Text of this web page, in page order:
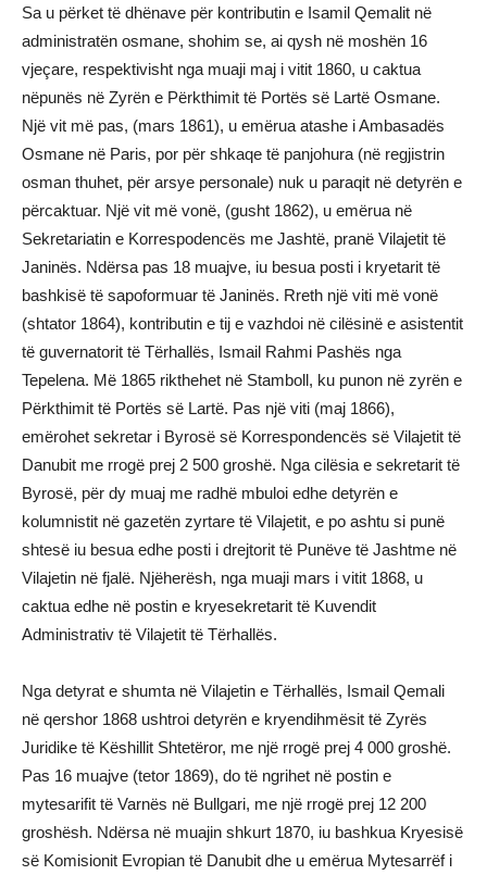
Sa u përket të dhënave për kontributin e Isamil Qemalit në
administratën osmane, shohim se, ai qysh në moshën 16
vjeçare, respektivisht nga muaji maj i vitit 1860, u caktua
nëpunës në Zyrën e Përkthimit të Portës së Lartë Osmane.
Një vit më pas, (mars 1861), u emërua atashe i Ambasadës
Osmane në Paris, por për shkaqe të panjohura (në regjistrin
osman thuhet, për arsye personale) nuk u paraqit në detyrën e
përcaktuar. Një vit më vonë, (gusht 1862), u emërua në
Sekretariatin e Korrespodencës me Jashtë, pranë Vilajetit të
Janinës. Ndërsa pas 18 muajve, iu besua posti i kryetarit të
bashkisë të sapoformuar të Janinës. Rreth një viti më vonë
(shtator 1864), kontributin e tij e vazhdoi në cilësinë e asistentit
të guvernatorit të Tërhallës, Ismail Rahmi Pashës nga
Tepelena. Më 1865 rikthehet në Stamboll, ku punon në zyrën e
Përkthimit të Portës së Lartë. Pas një viti (maj 1866),
emërohet sekretar i Byrosë së Korrespondencës së Vilajetit të
Danubit me rrogë prej 2 500 groshë. Nga cilësia e sekretarit të
Byrosë, për dy muaj me radhë mbuloi edhe detyrën e
kolumnistit në gazetën zyrtare të Vilajetit, e po ashtu si punë
shtesë iu besua edhe posti i drejtorit të Punëve të Jashtme në
Vilajetin në fjalë. Njëherësh, nga muaji mars i vitit 1868, u
caktua edhe në postin e kryesekretarit të Kuvendit
Administrativ të Vilajetit të Tërhallës.
Nga detyrat e shumta në Vilajetin e Tërhallës, Ismail Qemali
në qershor 1868 ushtroi detyrën e kryendihmësit të Zyrës
Juridike të Këshillit Shtetëror, me një rrogë prej 4 000 groshë.
Pas 16 muajve (tetor 1869), do të ngrihet në postin e
mytesarifit të Varnës në Bullgari, me një rrogë prej 12 200
groshësh. Ndërsa në muajin shkurt 1870, iu bashkua Kryesisë
së Komisionit Evropian të Danubit dhe u emërua Mytesarrëf i